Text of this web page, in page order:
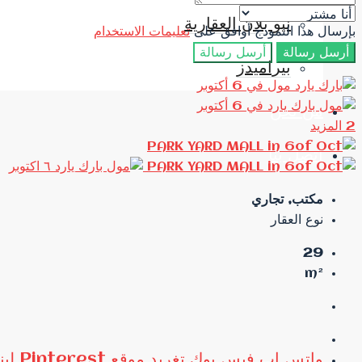
نيو بلان العقارية
بيراميدز
من نحن
اتصل بنا
بإرسال هذا النموذج أوافق علىتعليمات الاستخدام
أرسل رسالة
أرسل رسالة
2 المزيد
مكتب, تجاري
نوع العقار
29
m²